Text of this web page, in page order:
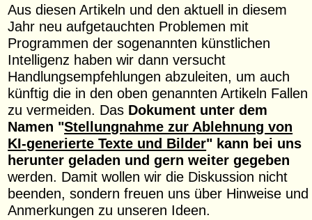
Aus diesen Artikeln und den aktuell in diesem
Jahr neu aufgetauchten Problemen mit
Programmen der sogenannten künstlichen
Intelligenz haben wir dann versucht
Handlungsempfehlungen abzuleiten, um auch
künftig die in den oben genannten Artikeln Fallen
zu vermeiden. Das Dokument unter dem
Namen "Stellungnahme zur Ablehnung von
KI-generierte Texte und Bilder" kann bei uns
herunter geladen und gern weiter gegeben
werden. Damit wollen wir die Diskussion nicht
beenden, sondern freuen uns über Hinweise und
Anmerkungen zu unseren Ideen.